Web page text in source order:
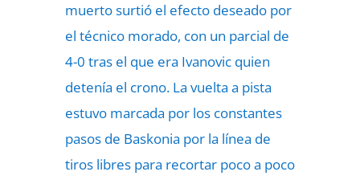
muerto surtió el efecto deseado por
el técnico morado, con un parcial de
4-0 tras el que era Ivanovic quien
detenía el crono. La vuelta a pista
estuvo marcada por los constantes
pasos de Baskonia por la línea de
tiros libres para recortar poco a poco